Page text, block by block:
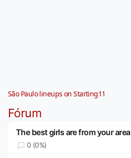
São Paulo lineups on Starting11
Fórum
The best girls are from your area
0 (0%)